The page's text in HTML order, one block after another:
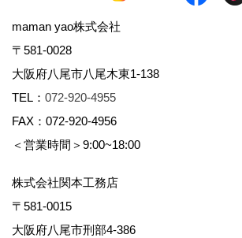
maman yao株式会社
〒581-0028
大阪府八尾市八尾木東1-138
TEL： 072-920-4955
FAX：072-920-4956
＜営業時間＞9:00~18:00
株式会社関本工務店
〒581-0015
大阪府八尾市刑部4-386